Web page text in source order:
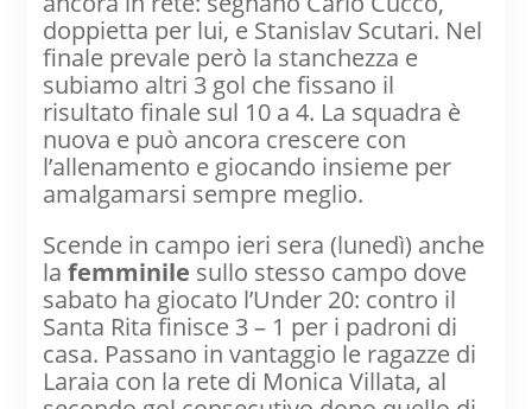
doppietta per lui, e Stanislav Scutari. Nel
finale prevale però la stanchezza e
subiamo altri 3 gol che fissano il
risultato finale sul 10 a 4. La squadra è
nuova e può ancora crescere con
l’allenamento e giocando insieme per
amalgamarsi sempre meglio.
Scende in campo ieri sera (lunedì) anche
la femminile sullo stesso campo dove
sabato ha giocato l’Under 20: contro il
Santa Rita finisce 3 – 1 per i padroni di
casa. Passano in vantaggio le ragazze di
Laraia con la rete di Monica Villata, al